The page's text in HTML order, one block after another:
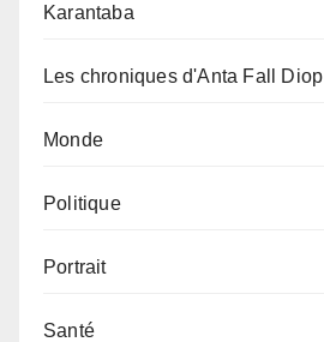
Karantaba
Les chroniques d'Anta Fall Diop
Monde
Politique
Portrait
Santé